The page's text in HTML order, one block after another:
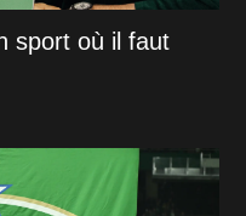
sport où il faut